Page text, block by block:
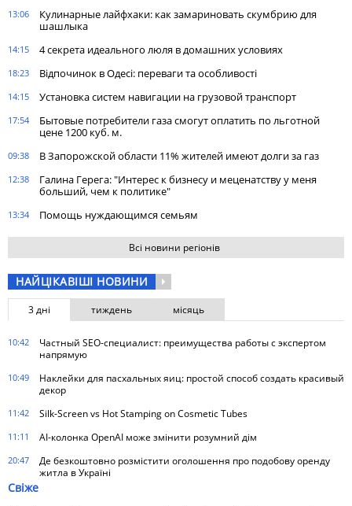
13:06
Кулинарные лайфхаки: как замариновать скумбрию для
шашлыка
14:15 4 секрета идеального люля в домашних условиях
18:23 Відпочинок в Одесі: переваги та особливості
14:15 Установка систем навигации на грузовой транспорт
17:54
Бытовые потребители газа cмогут оплатить по льготной
цене 1200 куб. м.
09:38 В Запорожской области 11% жителей имеют долги за газ
12:38
Галина Герега: "Интерес к бизнесу и меценатству у меня
больший, чем к политике"
13:34 Помощь нуждающимся семьям
Всі новини регіонів
НАЙЦІКАВІШІ НОВИНИ
3 дні тиждень місяць
10:42
Частный SEO-специалист: преимущества работы с экспертом
напрямую
10:49
Наклейки для пасхальных яиц: простой способ создать красивый
декор
11:42 Silk-Screen vs Hot Stamping on Cosmetic Tubes
11:11 AI-колонка OpenAI може змінити розумний дім
20:47
Де безкоштовно розмістити оголошення про подобову оренду
житла в Україні
Свіже